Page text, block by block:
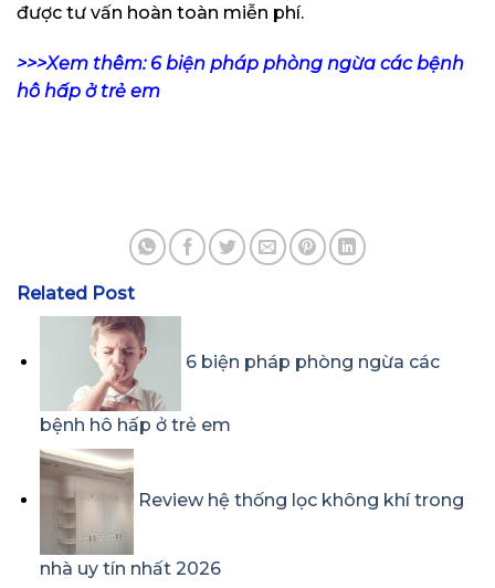
được tư vấn hoàn toàn miễn phí.
>>>Xem thêm: 6 biện pháp phòng ngừa các bệnh
hô hấp ở trẻ em
Related Post
6 biện pháp phòng ngừa các
bệnh hô hấp ở trẻ em
Review hệ thống lọc không khí trong
nhà uy tín nhất 2026